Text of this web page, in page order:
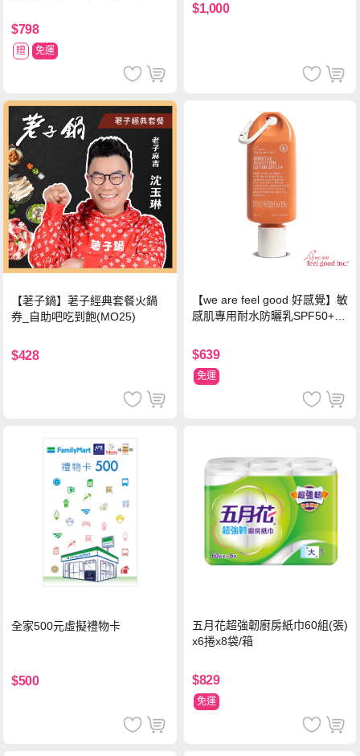
$798
贈 免運
$1,000
【荖子鍋】荖子經典套餐火鍋
券_自助吧吃到飽(MO25)
$428
【we are feel good 好感覺】敏
感肌專用耐水防曬乳SPF50+ 7
$639
免運
全家500元虛擬禮物卡
$500
五月花超強韌廚房紙巾60組(張)
x6捲x8袋/箱
$829
免運